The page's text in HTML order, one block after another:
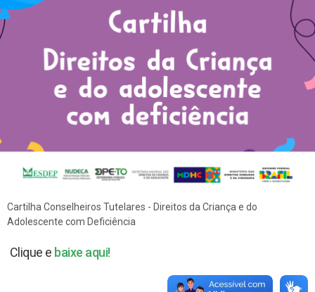
Serviço Voluntário
Documentos para posse
Resoluções
Portarias
Corregedoria
Escola Superior da Defensoria Pública (Esdep)
Sobre o Site
Cartilha Conselheiros Tutelares - Direitos da Criança e do
Adolescente com Deficiência
Clique e baixe aqui!